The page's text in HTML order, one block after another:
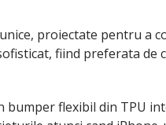
proiectate pentru a
fiind preferata de
bumper flexibil din